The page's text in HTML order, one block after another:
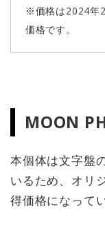
※価格は2024年
価格です。
MOON
本個体は文字盤
いるため、オリ
得価格になって